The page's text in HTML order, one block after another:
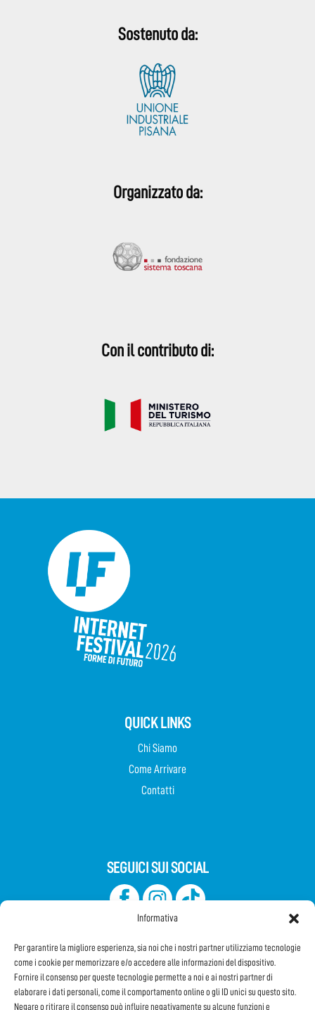
Informativa
Per garantire la migliore esperienza, sia noi che i nostri partner utilizziamo tecnologie
come i cookie per memorizzare e/o accedere alle informazioni del dispositivo.
Fornire il consenso per queste tecnologie permette a noi e ai nostri partner di
elaborare i dati personali, come il comportamento online o gli ID unici su questo sito.
Negare o ritirare il consenso può influire negativamente su alcune funzioni e
Sostenuto da:
Organizzato da:
Con il contributo di:
QUICK LINKS
Chi Siamo
Come Arrivare
Contatti
SEGUICI SUI SOCIAL
Iscriviti alla Newsletter